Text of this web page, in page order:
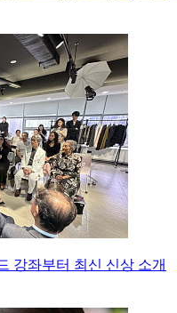
강좌부터 최신 신상 소개